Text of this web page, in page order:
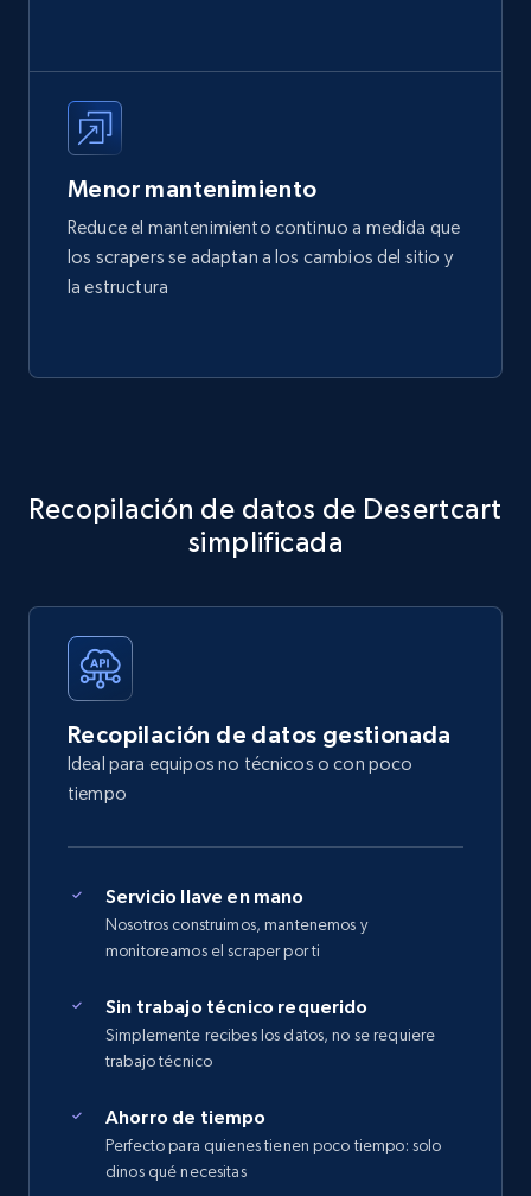
Menor mantenimiento
Reduce el mantenimiento continuo a medida que
los scrapers se adaptan a los cambios del sitio y
la estructura
Recopilación de datos de Desertcart
simplificada
Recopilación de datos gestionada
Ideal para equipos no técnicos o con poco
tiempo
Servicio llave en mano
Nosotros construimos, mantenemos y
monitoreamos el scraper por ti
Sin trabajo técnico requerido
Simplemente recibes los datos, no se requiere
trabajo técnico
Ahorro de tiempo
Perfecto para quienes tienen poco tiempo: solo
dinos qué necesitas